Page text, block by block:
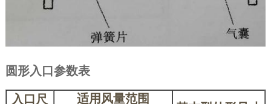
圆形入口参数表
入口尺
适用风量范围